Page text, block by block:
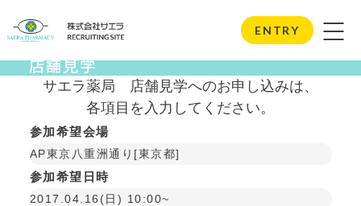
ENTRY
Store Visits
店舗見学
サエラ薬局 店舗見学へのお申し込みは、
各項目を入力してください。
参加希望会場
AP東京八重洲通り[東京都]
参加希望日時
2017.04.16(日) 10:00~